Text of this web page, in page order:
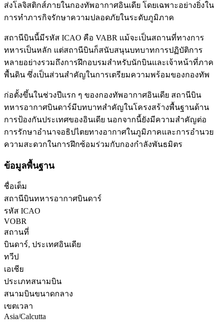
ส่งโลจิสติกส์ภายในกองทัพอากาศอินเดีย โดยเฉพาะอย่างยิ่งใน
การทำภารกิจรักษาความปลอดภัยในระดับภูมิภาค
สถานีบินนี้มีรหัส ICAO คือ VABR แม้จะเป็นสถานที่ทางการ
ทหารเป็นหลัก แต่สถานีบินก็สนับสนุนบทบาทการปฏิบัติการ
หลายอย่างรวมถึงการฝึกอบรมสำหรับนักบินและเจ้าหน้าที่ภาค
พื้นดิน ซึ่งเป็นส่วนสำคัญในการเตรียมความพร้อมของกองทัพ
ก่อตั้งขึ้นในช่วงปีแรก ๆ ของกองทัพอากาศอินเดีย สถานีบิน
ทหารอากาศบินดาร์มีบทบาทสำคัญในโครงสร้างพื้นฐานด้าน
การป้องกันประเทศของอินเดีย นอกจากนี้ยังมีความสำคัญต่อ
การรักษาอำนาจอธิปไตยทางอากาศในภูมิภาคและการอำนวย
ความสะดวกในการฝึกซ้อมร่วมกับกองกำลังพันธมิตร
ข้อมูลพื้นฐาน
ชื่อเต็ม
สถานีบินทหารอากาศบินดาร์
รหัส ICAO
VOBR
สถานที่
บินดาร์, ประเทศอินเดีย
ทวีป
เอเชีย
ประเภทสนามบิน
สนามบินขนาดกลาง
เขตเวลา
Asia/Calcutta